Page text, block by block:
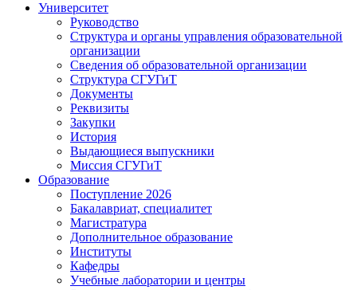
Университет
Руководство
Структура и органы управления образовательной
организации
Сведения об образовательной организации
Структура СГУГиТ
Документы
Реквизиты
Закупки
История
Выдающиеся выпускники
Миссия СГУГиТ
Образование
Поступление 2026
Бакалавриат, специалитет
Магистратура
Дополнительное образование
Институты
Кафедры
Учебные лаборатории и центры